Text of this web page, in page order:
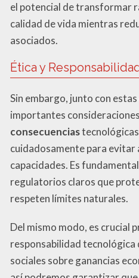
el potencial de transformar
calidad de vida mientras
asociados.
Ética y
Sin embargo, junto con
importantes
consecuencias
cuidadosamente para evitar
capacidades. Es
regulatorios claros que
respeten límites naturales.
Del mismo modo, es crucial
responsabilidad tecnológica
sociales sobre ganancias